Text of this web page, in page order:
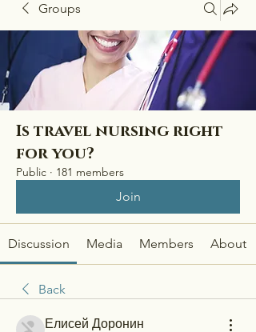
Groups
Is travel nursing right
for you?
Public · 181 members
Join
Discussion Media Members About
Back
Елисей Доронин